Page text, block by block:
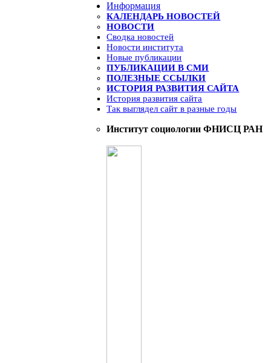
Информация
КАЛЕНДАРЬ НОВОСТЕЙ
НОВОСТИ
Сводка новостей
Новости института
Новые публикации
ПУБЛИКАЦИИ В СМИ
ПОЛЕЗНЫЕ ССЫЛКИ
ИСТОРИЯ РАЗВИТИЯ САЙТА
История развития сайта
Так выглядел сайт в разные годы
Институт социологии ФНИСЦ РАН